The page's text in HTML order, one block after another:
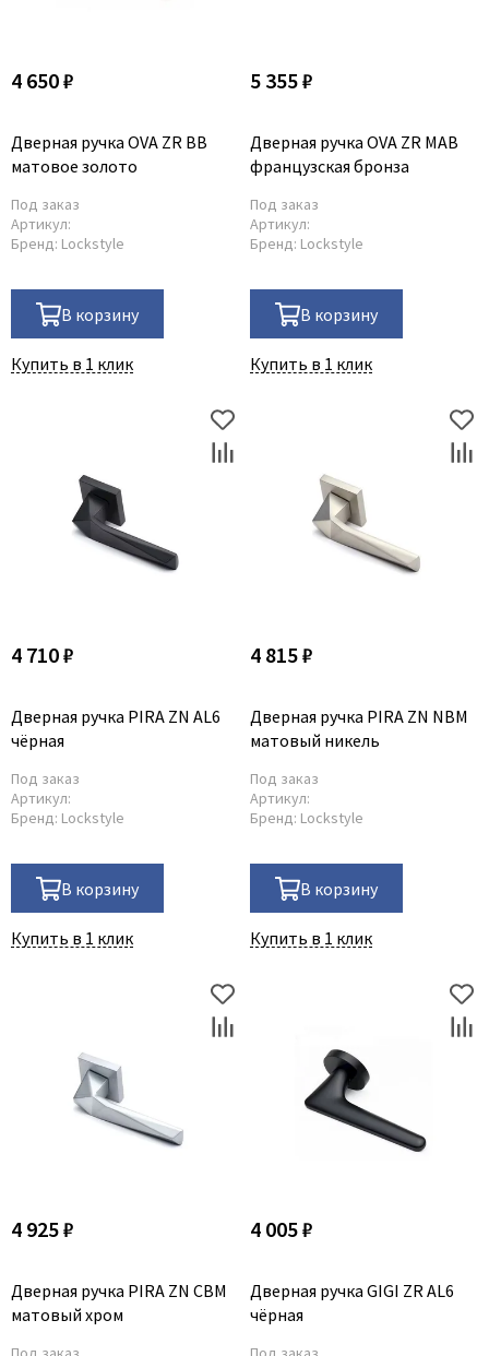
4 650 ₽
Дверная ручка OVA ZR BB
матовое золото
Под заказ
Артикул:
Бренд: Lockstyle
В корзину
Купить в 1 клик
5 355 ₽
Дверная ручка OVA ZR MAB
французская бронза
Под заказ
Артикул:
Бренд: Lockstyle
В корзину
Купить в 1 клик
4 710 ₽
Дверная ручка PIRA ZN AL6
чёрная
Под заказ
Артикул:
Бренд: Lockstyle
В корзину
Купить в 1 клик
4 815 ₽
Дверная ручка PIRA ZN NBM
матовый никель
Под заказ
Артикул:
Бренд: Lockstyle
В корзину
Купить в 1 клик
4 925 ₽
Дверная ручка PIRA ZN CBM
матовый хром
4 005 ₽
Дверная ручка GIGI ZR AL6
чёрная